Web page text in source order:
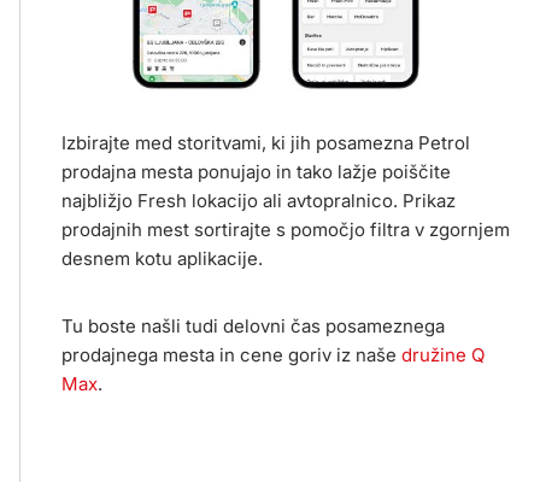
Izbirajte med storitvami, ki jih posamezna Petrol
prodajna mesta ponujajo in tako lažje poiščite
najbližjo Fresh lokacijo ali avtopralnico. Prikaz
prodajnih mest sortirajte s pomočjo filtra v zgornjem
desnem kotu aplikacije.
Tu boste našli tudi delovni čas posameznega
prodajnega mesta in cene goriv iz naše družine Q
Max.